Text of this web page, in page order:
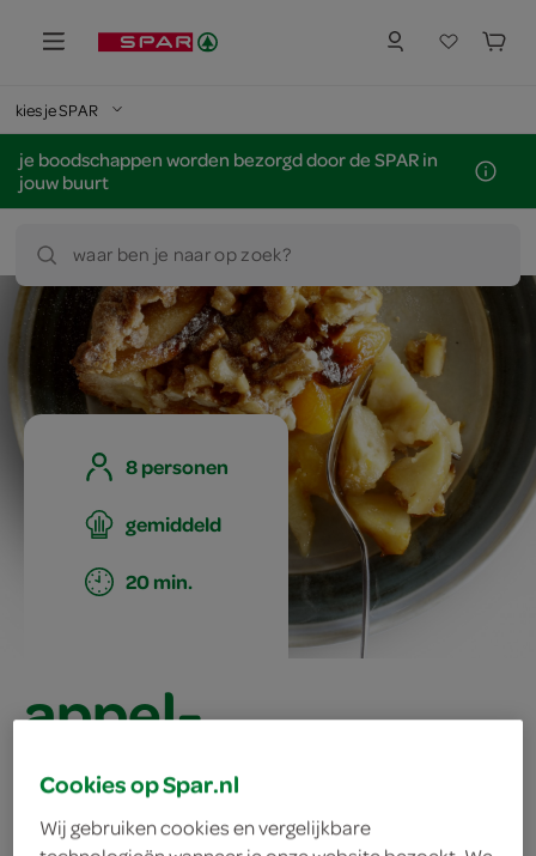
kies je SPAR
je boodschappen worden bezorgd door de SPAR in
jouw buurt
waar ben je naar op zoek?
8 personen
gemiddeld
20 min.
appel-
abrikozentaart
met
Cookies op Spar.nl
Wij gebruiken cookies en vergelijkbare